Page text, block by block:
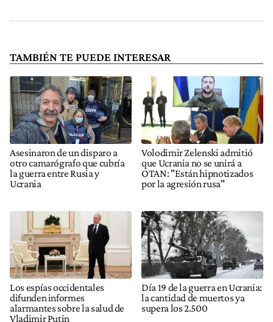
TAMBIÉN TE PUEDE INTERESAR
Asesinaron de un disparo a
otro camarógrafo que cubría
la guerra entre Rusia y
Ucrania
Volodimir Zelenski admitió
que Ucrania no se unirá a
OTAN: "Están hipnotizados
por la agresión rusa"
Los espías occidentales
difunden informes
alarmantes sobre la salud de
Vladimir Putin
Día 19 de la guerra en Ucrania:
la cantidad de muertos ya
supera los 2.500